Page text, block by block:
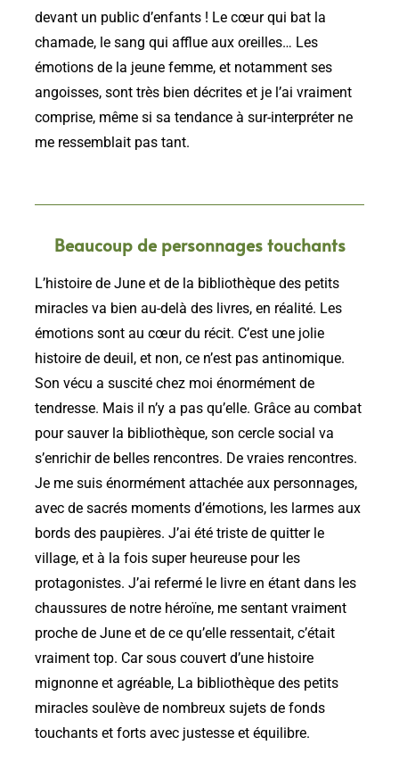
devant un public d’enfants ! Le cœur qui bat la
chamade, le sang qui afflue aux oreilles… Les
émotions de la jeune femme, et notamment ses
angoisses, sont très bien décrites et je l’ai vraiment
comprise, même si sa tendance à sur-interpréter ne
me ressemblait pas tant.
Beaucoup de personnages touchants
L’histoire de June et de la bibliothèque des petits
miracles va bien au-delà des livres, en réalité. Les
émotions sont au cœur du récit. C’est une jolie
histoire de deuil, et non, ce n’est pas antinomique.
Son vécu a suscité chez moi énormément de
tendresse. Mais il n’y a pas qu’elle. Grâce au combat
pour sauver la bibliothèque, son cercle social va
s’enrichir de belles rencontres. De vraies rencontres.
Je me suis énormément attachée aux personnages,
avec de sacrés moments d’émotions, les larmes aux
bords des paupières. J’ai été triste de quitter le
village, et à la fois super heureuse pour les
protagonistes. J’ai refermé le livre en étant dans les
chaussures de notre héroïne, me sentant vraiment
proche de June et de ce qu’elle ressentait, c’était
vraiment top. Car sous couvert d’une histoire
mignonne et agréable, La bibliothèque des petits
miracles soulève de nombreux sujets de fonds
touchants et forts avec justesse et équilibre.